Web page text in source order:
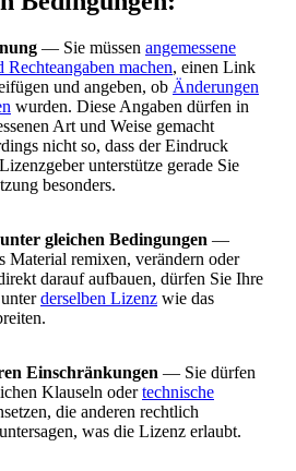
— Sie müssen angemessene
Rechteangaben machen, einen Link
und angeben, ob Änderungen
wurden. Diese Angaben dürfen in
Art und Weise gemacht
nicht so, dass der Eindruck
unterstütze gerade Sie
besonders.
gleichen Bedingungen —
Material remixen, verändern oder
darauf aufbauen, dürfen Sie Ihre
derselben Lizenz wie das
Einschränkungen — Sie dürfen
Klauseln odertechnische
die anderen rechtlich
was die Lizenz erlaubt.